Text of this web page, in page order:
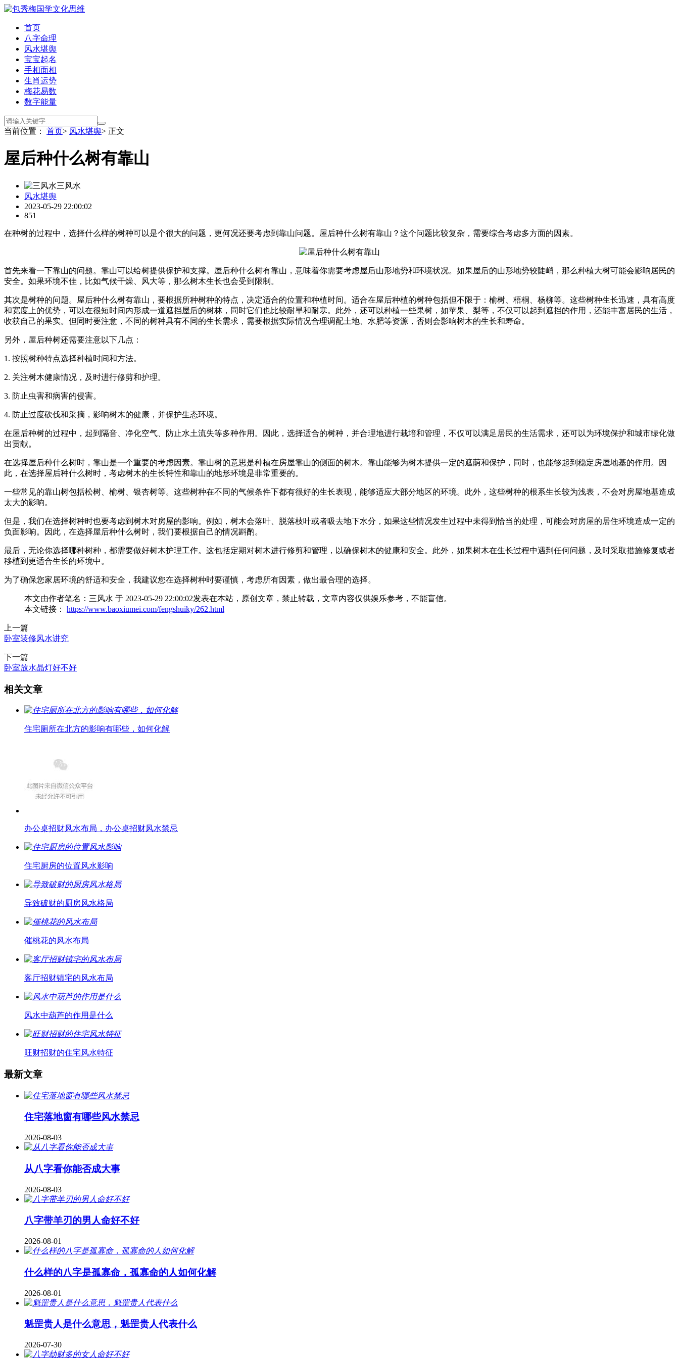
首页
八字命理
风水堪舆
宝宝起名
手相面相
生肖运势
梅花易数
数字能量
当前位置： 首页> 风水堪舆> 正文
屋后种什么树有靠山
三风水
风水堪舆
2023-05-29 22:00:02
851
在种树的过程中，选择什么样的树种可以是个很大的问题，更何况还要考虑到靠山问题。屋后种什么树有靠山？这个问题比较复杂，需要综合考虑多方面的因素。
首先来看一下靠山的问题。靠山可以给树提供保护和支撑。屋后种什么树有靠山，意味着你需要考虑屋后山形地势和环境状况。如果屋后的山形地势较陡峭，那么种植大树可能会影响居民的
安全。如果环境不佳，比如气候干燥、风大等，那么树木生长也会受到限制。
其次是树种的问题。屋后种什么树有靠山，要根据所种树种的特点，决定适合的位置和种植时间。适合在屋后种植的树种包括但不限于：榆树、梧桐、杨柳等。这些树种生长迅速，具有高度
和宽度上的优势，可以在很短时间内形成一道遮挡屋后的树林，同时它们也比较耐旱和耐寒。此外，还可以种植一些果树，如苹果、梨等，不仅可以起到遮挡的作用，还能丰富居民的生活，
收获自己的果实。但同时要注意，不同的树种具有不同的生长需求，需要根据实际情况合理调配土地、水肥等资源，否则会影响树木的生长和寿命。
另外，屋后种树还需要注意以下几点：
1. 按照树种特点选择种植时间和方法。
2. 关注树木健康情况，及时进行修剪和护理。
3. 防止虫害和病害的侵害。
4. 防止过度砍伐和采摘，影响树木的健康，并保护生态环境。
在屋后种树的过程中，起到隔音、净化空气、防止水土流失等多种作用。因此，选择适合的树种，并合理地进行栽培和管理，不仅可以满足居民的生活需求，还可以为环境保护和城市绿化做
出贡献。
在选择屋后种什么树时，靠山是一个重要的考虑因素。靠山树的意思是种植在房屋靠山的侧面的树木。靠山能够为树木提供一定的遮荫和保护，同时，也能够起到稳定房屋地基的作用。因
此，在选择屋后种什么树时，考虑树木的生长特性和靠山的地形环境是非常重要的。
一些常见的靠山树包括松树、榆树、银杏树等。这些树种在不同的气候条件下都有很好的生长表现，能够适应大部分地区的环境。此外，这些树种的根系生长较为浅表，不会对房屋地基造成
太大的影响。
但是，我们在选择树种时也要考虑到树木对房屋的影响。例如，树木会落叶、脱落枝叶或者吸去地下水分，如果这些情况发生过程中未得到恰当的处理，可能会对房屋的居住环境造成一定的
负面影响。因此，在选择屋后种什么树时，我们要根据自己的情况斟酌。
最后，无论你选择哪种树种，都需要做好树木护理工作。这包括定期对树木进行修剪和管理，以确保树木的健康和安全。此外，如果树木在生长过程中遇到任何问题，及时采取措施修复或者
移植到更适合生长的环境中。
为了确保您家居环境的舒适和安全，我建议您在选择树种时要谨慎，考虑所有因素，做出最合理的选择。
本文由作者笔名：三风水 于 2023-05-29 22:00:02发表在本站，原创文章，禁止转载，文章内容仅供娱乐参考，不能盲信。
本文链接： https://www.baoxiumei.com/fengshuiky/262.html
上一篇
卧室装修风水讲究
下一篇
卧室放水晶灯好不好
相关文章
住宅厕所在北方的影响有哪些，如何化解
办公桌招财风水布局，办公桌招财风水禁忌
住宅厨房的位置风水影响
导致破财的厨房风水格局
催桃花的风水布局
客厅招财镇宅的风水布局
风水中葫芦的作用是什么
旺财招财的住宅风水特征
最新文章
住宅落地窗有哪些风水禁忌
2026-08-03
从八字看你能否成大事
2026-08-03
八字带羊刃的男人命好不好
2026-08-01
什么样的八字是孤寡命，孤寡命的人如何化解
2026-08-01
魁罡贵人是什么意思，魁罡贵人代表什么
2026-07-30